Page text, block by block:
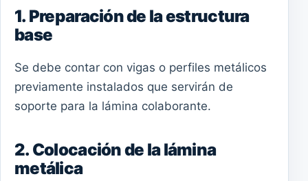
1. Preparación de la estructura
base
Se debe contar con vigas o perfiles metálicos
previamente instalados que servirán de
soporte para la lámina colaborante.
2. Colocación de la lámina
metálica